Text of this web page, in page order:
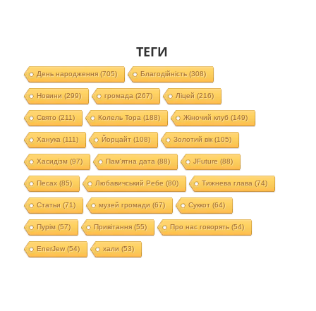
ТЕГИ
День народження(705) Благодійність(308)
Новини (299) громада (267) Ліцей (216)
Свято (211) Колель Тора (188) Жіночий клуб (149)
Ханука (111) Йорцайт (108) Золотий вік(105)
Хасидізм (97) Пам'ятна дата (88) JFuture (88)
Песах(85) Любавичський Ребе (80) Тижнева глава (74)
Статьи (71) музей громади (67) Суккот (64)
Пурім (57) Привітання(55) Про нас говорять(54)
EnerJew(54) хали (53)